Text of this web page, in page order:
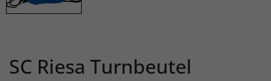
SC Riesa Turnbeutel